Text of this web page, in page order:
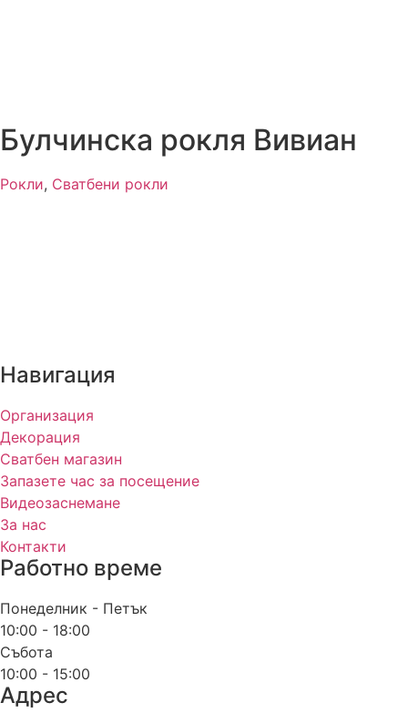
Булчинска рокля Вивиан
Рокли, Сватбени рокли
Навигация
Организация
Декорация
Сватбен магазин
Запазете час за посещение
Видеозаснемане
За нас
Контакти
Работно време
Понеделник - Петък
10:00 - 18:00
Събота
10:00 - 15:00
Адрес